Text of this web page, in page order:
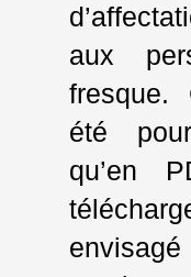
aux
fresque.
été
qu’en
envisagé